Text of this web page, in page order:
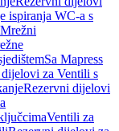
ispiranja WC-a s
Mrežni
Sa Mapress
za Ventili s
Rezervni dijelovi
Ventili za